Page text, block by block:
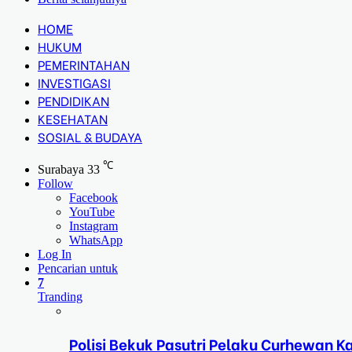
HOME
HUKUM
PEMERINTAHAN
INVESTIGASI
PENDIDIKAN
KESEHATAN
SOSIAL & BUDAYA
Surabaya 33 ℃
Follow
Facebook
YouTube
Instagram
WhatsApp
Log In
Pencarian untuk
7
Tranding
Polisi Bekuk Pasutri Pelaku Curhewan